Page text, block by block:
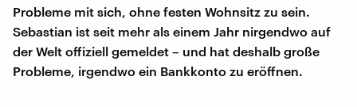
Probleme mit sich, ohne festen Wohnsitz zu sein.
Sebastian ist seit mehr als einem Jahr nirgendwo auf
der Welt offiziell gemeldet – und hat deshalb große
Probleme, irgendwo ein Bankkonto zu eröffnen.